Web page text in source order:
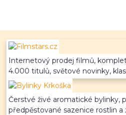
Internetový prodej filmů,
4.000 titulů, světové novinky,
Čerstvé živé aromatické bylinky,
předpěstované sazenice rostlin a